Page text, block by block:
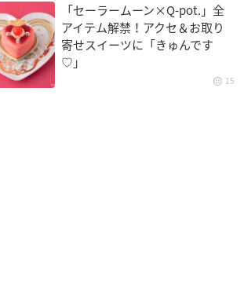
「セーラームーン×Q-pot.」全
アイテム解禁！アクセ＆お取り
寄せスイーツに「きゅんです
♡」
15